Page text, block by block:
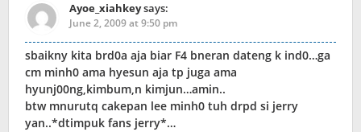
Ayoe_xiahkeysays:
June 2, 2009 at 9:50 pm
sbaikny kita brd0a aja biar F4 bneran dateng k ind0…ga
cm minh0 ama hyesun aja tp juga ama
hyunj00ng,kimbum,n kimjun…amin..
btw mnurutq cakepan lee minh0 tuh drpd si jerry
yan..*dtimpuk fans jerry*…